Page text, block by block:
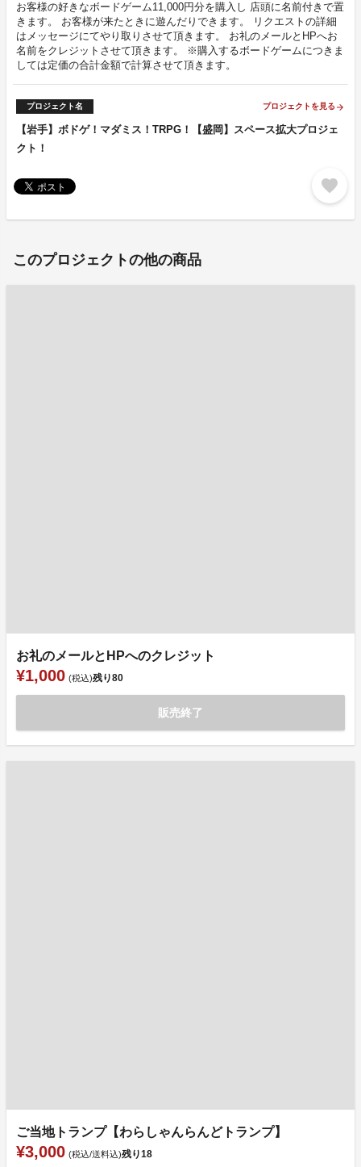
お客様の好きなボードゲーム11,000円分を購入し 店頭に名前付きで置
きます。 お客様が来たときに遊んだりできます。 リクエストの詳細
はメッセージにてやり取りさせて頂きます。 お礼のメールとHPへお
名前をクレジットさせて頂きます。 ※購入するボードゲームにつきま
しては定価の合計金額で計算させて頂きます。
プロジェクト名 プロジェクトを見る arrow_forward
【岩手】ボドゲ！マダミス！TRPG！【盛岡】スペース拡大プロジェ
クト！
favorite
このプロジェクトの他の商品
お礼のメールとHPへのクレジット
¥1,000 (税込)残り80
販売終了
ご当地トランプ【わらしゃんらんどトランプ】
¥3,000 (税込/送料込)残り18